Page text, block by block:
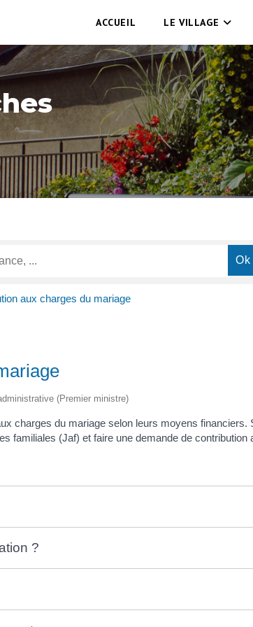
ACCUEIL LE VILLAGE
aux charges du mariage
(Premier ministre)
charges du mariage selon leurs moyens
familiales (Jaf) et faire une demande de contribution
?